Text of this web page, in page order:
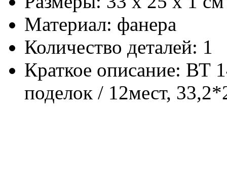
Материал: фанера
Количество деталей: 1
Краткое описание: ВТ
поделок / 12мест,